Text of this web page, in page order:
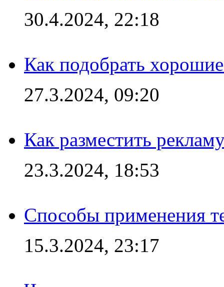
30.4.2024, 22:18
Как подобрать
27.3.2024, 09:20
Как разместить
23.3.2024, 18:53
Способы применения
15.3.2024, 23:17